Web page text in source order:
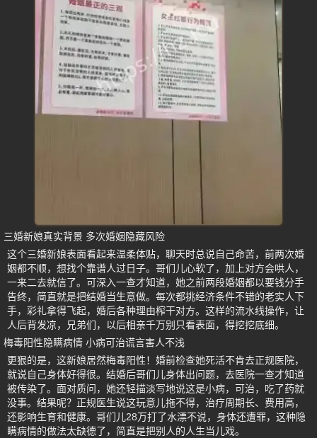
三婚新娘真实背景 多次婚姻隐藏风险
这个三婚新娘表面看起来温柔体贴，聊天时总说自己命苦，前两次婚
姻都不顺，想找个靠谱人过日子。哥们儿心软了，加上对方会哄人，
一来二去就信了。可深入一查才知道，她之前两段婚姻都以要钱分手
告终，简直就是把结婚当生意做。每次都挑经济条件不错的老实人下
手，彩礼拿得飞起，婚后各种理由榨干对方。这样的流水线操作，让
人后背发凉，兄弟们，以后相亲千万别只看表面，得挖挖底细。
梅毒阳性隐瞒病情 小病可治谎言害人不浅
更狠的是，这新娘居然梅毒阳性！婚前检查她死活不肯去正规医院，
就说自己身体好得很。结婚后哥们儿身体出问题，去医院一查才知道
被传染了。面对质问，她还轻描淡写地说这是小病，可治，吃了药就
没事。结果呢？正规医生说这玩意儿拖不得，治疗周期长、费用高，
还影响生育和健康。哥们儿28万打了水漂不说，身体还遭罪，这种隐
瞒病情的做法太缺德了，简直是把别人的人生当儿戏。